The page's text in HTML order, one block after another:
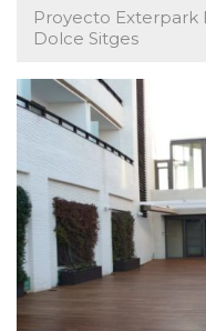
Proyecto
Dolce Sitges